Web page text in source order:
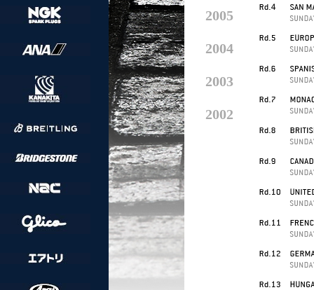
2005
2004
2003
2002